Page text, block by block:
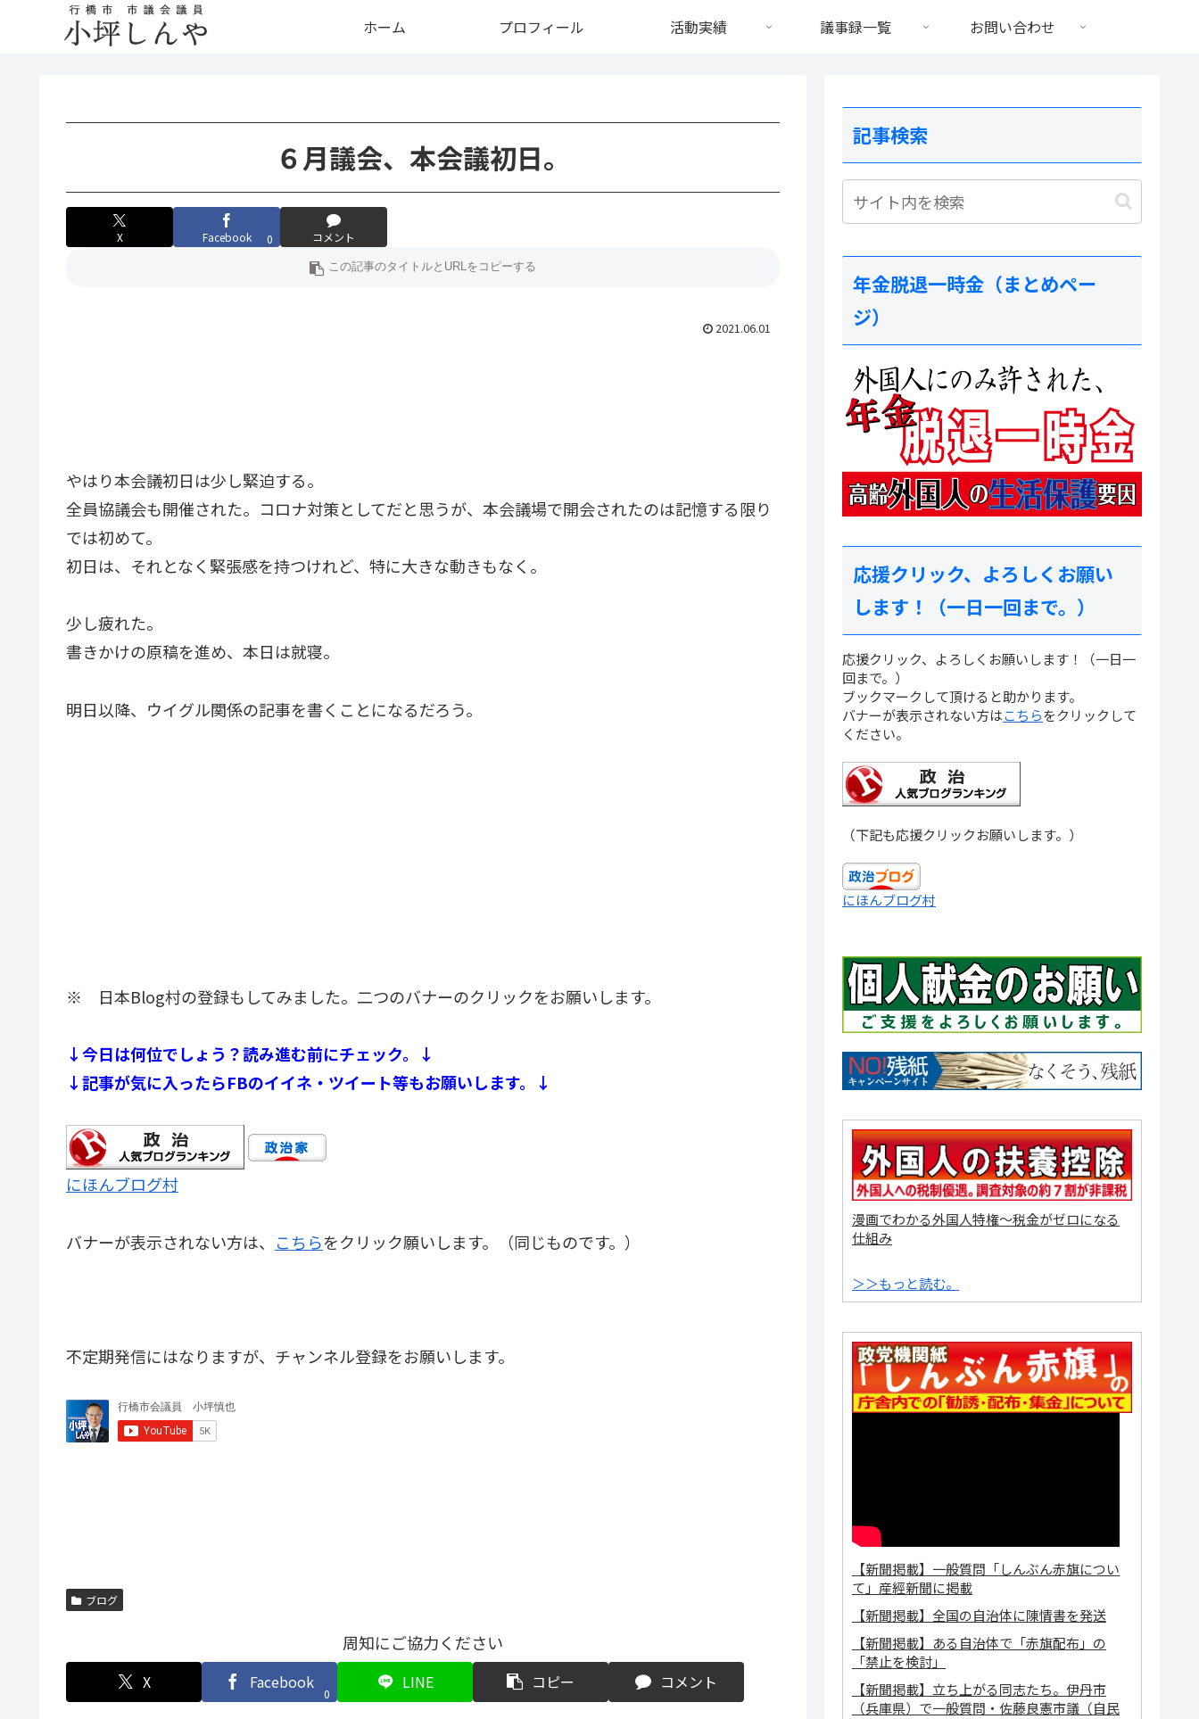
ホーム プロフィール 活動実績 議事録一覧 お問い合わせ
６月議会、本会議初日。
X Facebook 0 コメント
2021.06.01
やはり本会議初日は少し緊迫する。
全員協議会も開催された。コロナ対策としてだと思うが、本会議場で開会されたのは記憶する限り
では初めて。
初日は、それとなく緊張感を持つけれど、特に大きな動きもなく。
少し疲れた。
書きかけの原稿を進め、本日は就寝。
明日以降、ウイグル関係の記事を書くことになるだろう。
※ 日本Blog村の登録もしてみました。二つのバナーのクリックをお願いします。
↓今日は何位でしょう？読み進む前にチェック。↓
↓記事が気に入ったらFBのイイネ・ツイート等もお願いします。↓
にほんブログ村
バナーが表示されない方は、 こちらをクリック願いします。（同じものです。）
不定期発信にはなりますが、チャンネル登録をお願いします。
ブログ
周知にご協力ください
X Facebook
0
LINE コピー コメント
記事検索
年金脱退一時金（まとめペー
ジ）
応援クリック、よろしくお願い
します！（一日一回まで。）
応援クリック、よろしくお願いします！（一日一
回まで。）
ブックマークして頂けると助かります。
バナーが表示されない方はこちらをクリックして
ください。
（下記も応援クリックお願いします。）
にほんブログ村
漫画でわかる外国人特権～税金がゼロになる
仕組み
＞＞もっと読む。
【新聞掲載】一般質問「しんぶん赤旗につい
て」産經新聞に掲載
【新聞掲載】全国の自治体に陳情書を発送
【新聞掲載】ある自治体で「赤旗配布」の
「禁止を検討」
【新聞掲載】立ち上がる同志たち。伊丹市
（兵庫県）で一般質問・佐藤良憲市議（自民